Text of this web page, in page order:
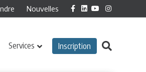
Nouvelles Facebook
LinkedinYoutubeInstagram
Services Inscription